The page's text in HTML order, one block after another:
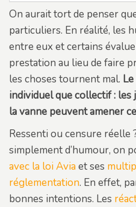
On aurait tort de penser
particuliers. En réalité, les
entre eux et certains
prestation au lieu de faire
les choses tournent mal.
individuel que collectif :
la vanne peuvent amener
Ressenti ou censure réelle
simplement d’humour, on
avec la loi Avia et ses
réglementation. En effet,
bonnes intentions. Les